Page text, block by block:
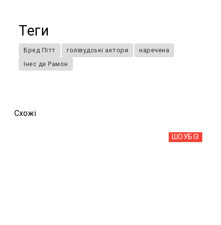
Теги
Бред Пітт голівудські актори
наречена
Інес де Рамон
Схожi
ШОУБIЗ